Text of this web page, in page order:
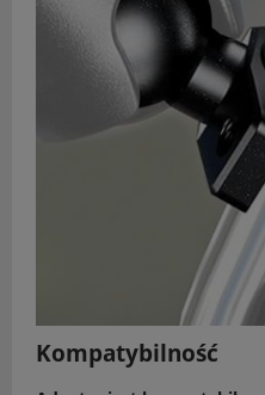
Kompatybilność